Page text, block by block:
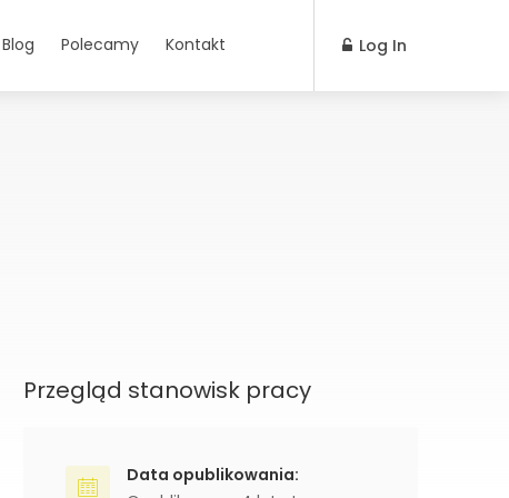
Blog Polecamy Kontakt Log In
Przegląd stanowisk pracy
Data opublikowania: